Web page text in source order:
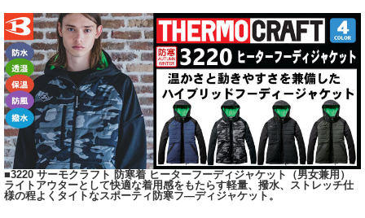
■3220 サーモクラフト 防寒着 ヒーターフーディジャケット（男女兼用）
ライトアウターとして快適な着用感をもたらす軽量、撥水、ストレッチ仕
様の程よくタイトなスポーティ防寒フ―ディジャケット。